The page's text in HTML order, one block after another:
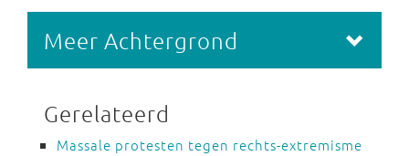
Meer Achtergrond
Gerelateerd
Massale protesten tegen rechts-extremisme